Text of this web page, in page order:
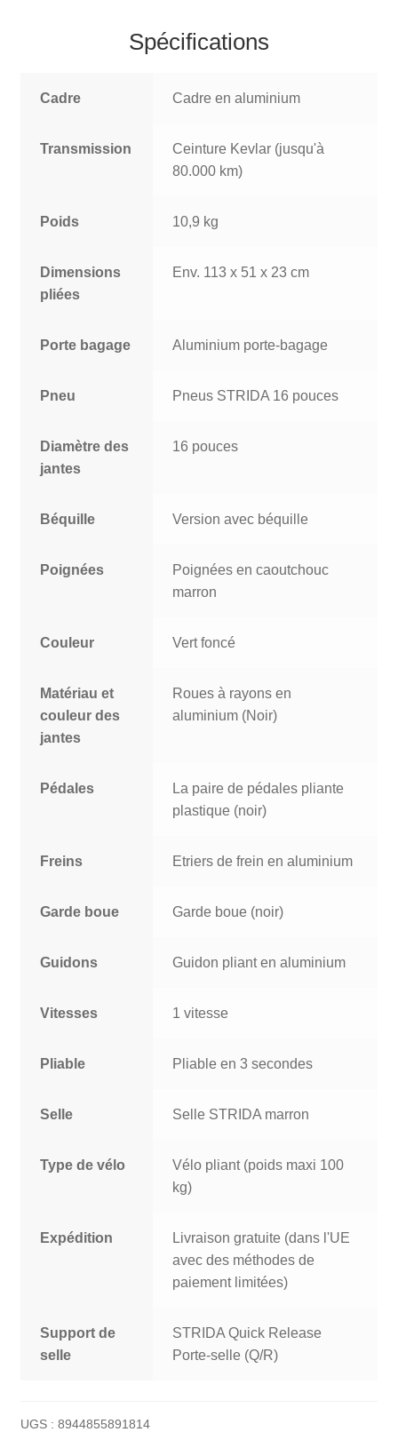
Spécifications
Cadre Cadre en aluminium
Transmission
Ceinture Kevlar (jusqu'à
80.000 km)
Poids 10,9 kg
Dimensions
pliées
Env. 113 x 51 x 23 cm
Porte bagage Aluminium porte-bagage
Pneu Pneus STRIDA 16 pouces
Diamètre des
jantes
16 pouces
Béquille Version avec béquille
Poignées
Poignées en caoutchouc
marron
Couleur Vert foncé
Matériau et
couleur des
jantes
Roues à rayons en
aluminium (Noir)
Pédales
La paire de pédales pliante
plastique (noir)
Freins Etriers de frein en aluminium
Garde boue Garde boue (noir)
Guidons Guidon pliant en aluminium
Vitesses 1 vitesse
Pliable Pliable en 3 secondes
Selle Selle STRIDA marron
Type de vélo
Vélo pliant (poids maxi 100
kg)
Expédition
Livraison gratuite (dans l'UE
avec des méthodes de
paiement limitées)
Support de
selle
STRIDA Quick Release
Porte-selle (Q/R)
UGS : 8944855891814